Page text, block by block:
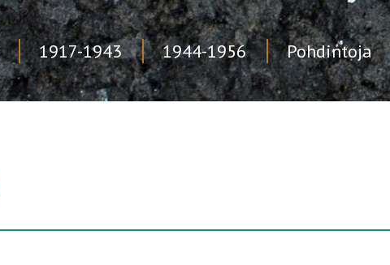
1917-1943 1944-1956 Pohdintoja